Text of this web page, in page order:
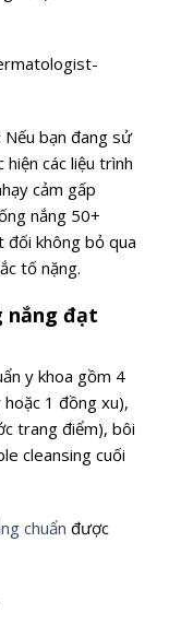
Nếu bạn đang sử
các liệu trình
cảm gấp
nắng 50+
đối không bỏ qua
tố nặng.
nắng đạt
y khoa gồm 4
1 đồng xu),
trang điểm), bôi
cleansing cuối
chuẩn được